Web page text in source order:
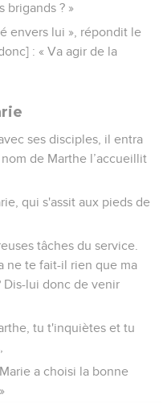
brigands ? »
envers lui », répondit le
: « Va agir de la
ses disciples, il entra
de Marthe l’accueillit
qui s'assit aux pieds de
tâches du service.
ne te fait-il rien que ma
lui donc de venir
tu t'inquiètes et tu
a choisi la bonne